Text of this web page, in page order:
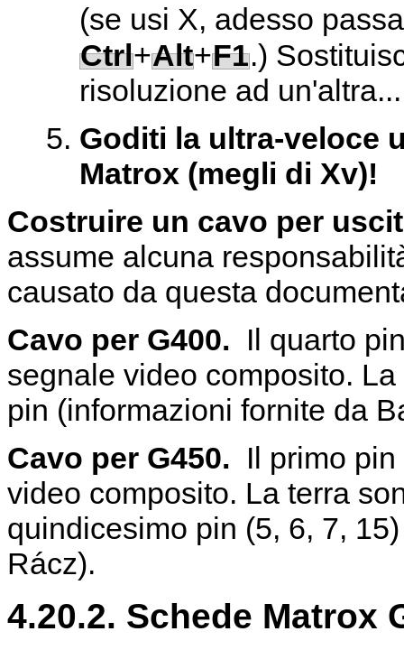
(se usi X, adesso
Ctrl+Alt+F1.)
risoluzione ad un'altra...
Goditi la ultra-veloce
Matrox (megli di Xv)!
Costruire un cavo per
assume alcuna
causato da questa
Cavo per G400. Il quarto
segnale video composito.
pin (informazioni fornite da
Cavo per G450. Il primo
video composito. La terra
quindicesimo pin (5, 6, 7,
Rácz).
4.20.2. Schede Matrox